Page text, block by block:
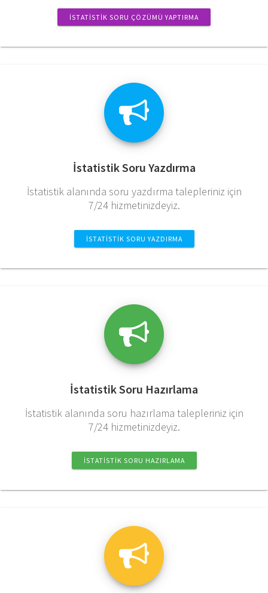
İSTATISTIK SORU ÇÖZÜMÜ YAPTIRMA
İstatistik Soru Yazdırma
İstatistik alanında soru yazdırma talepleriniz için
7/24 hizmetinizdeyiz.
İSTATISTIK SORU YAZDIRMA
İstatistik Soru Hazırlama
İstatistik alanında soru hazırlama talepleriniz için
7/24 hizmetinizdeyiz.
İSTATISTIK SORU HAZIRLAMA